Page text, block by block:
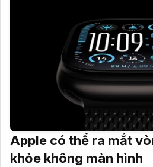
Apple có thể ra mắt
khỏe không màn hình